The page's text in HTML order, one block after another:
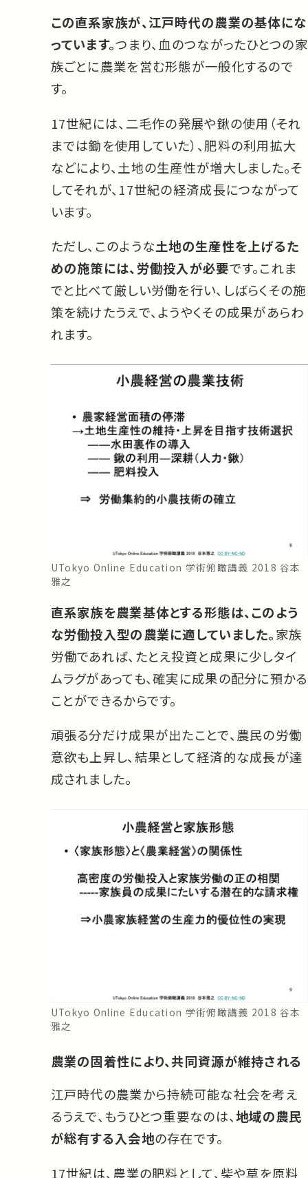
この直系家族が、江戸時代の農業の基体にな
っています。つまり、血のつながったひとつの家
族ごとに農業を営む形態が一般化するので
す。
17世紀には、二毛作の発展や鍬の使用（それ
までは鋤を使用していた）、肥料の利用拡大
などにより、土地の生産性が増大しました。そ
してそれが、17世紀の経済成長につながって
います。
ただし、このような土地の生産性を上げるた
めの施策には、労働投入が必要です。これま
でと比べて厳しい労働を行い、しばらくその施
策を続けたうえで、ようやくその成果があらわ
れます。
UTokyo Online Education 学術俯瞰講義 2018 谷本
雅之
直系家族を農業基体とする形態は、このよう
な労働投入型の農業に適していました。家族
労働であれば、たとえ投資と成果に少しタイ
ムラグがあっても、確実に成果の配分に預かる
ことができるからです。
頑張る分だけ成果が出たことで、農民の労働
意欲も上昇し、結果として経済的な成長が達
成されました。
UTokyo Online Education 学術俯瞰講義 2018 谷本
雅之
農業の固着性により、共同資源が維持される
江戸時代の農業から持続可能な社会を考え
るうえで、もうひとつ重要なのは、地域の農民
が総有する入会地の存在です。
17世紀は、農業の肥料として、柴や草を原料